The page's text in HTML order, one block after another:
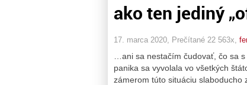
ako ten jediný
17. marca 2020, Prečítané 22 563x,
…ani sa nestačím čudovať, čo sa
panika sa vyvolala vo všetkých
zámerom túto situáciu slaboducho